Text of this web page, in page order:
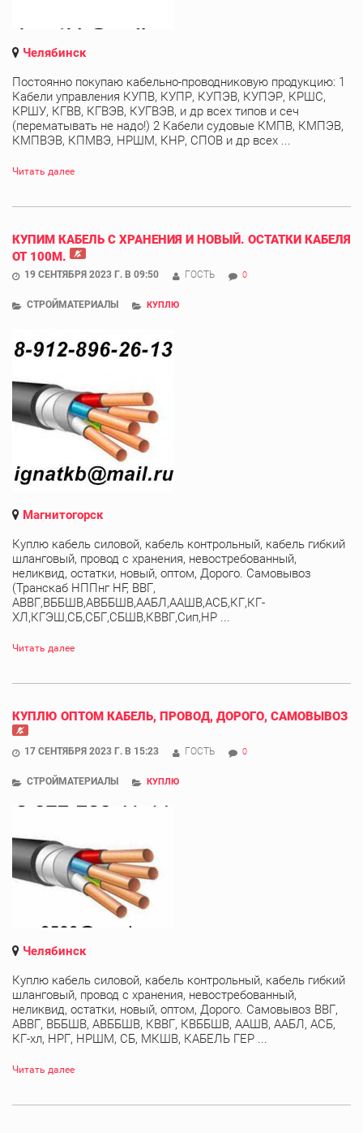
Челябинск
Постоянно покупаю кабельно-проводниковую продукцию: 1
Кабели управления КУПВ, КУПР, КУПЭВ, КУПЭР, КРШС,
КРШУ, КГВВ, КГВЭВ, КУГВЭВ, и др всех типов и сеч
(перематывать не надо!) 2 Кабели судовые КМПВ, КМПЭВ,
КМПВЭВ, КПМВЭ, НРШМ, КНР, СПОВ и др всех ...
Читать далее
КУПИМ КАБЕЛЬ С ХРАНЕНИЯ И НОВЫЙ. ОСТАТКИ КАБЕЛЯ
ОТ 100М.
19 СЕНТЯБРЯ 2023 Г. В 09:50 ГОСТЬ 0
СТРОЙМАТЕРИАЛЫ КУПЛЮ
Магнитогорск
Куплю кабель силовой, кабель контрольный, кабель гибкий
шланговый, провод с хранения, невостребованный,
неликвид, остатки, новый, оптом, Дорого. Самовывоз
(Транскаб НППнг HF, ВВГ,
АВВГ,ВББШВ,АВББШВ,ААБЛ,ААШВ,АСБ,КГ,КГ-
ХЛ,КГЭШ,СБ,СБГ,СБШВ,КВВГ,Сип,НР ...
Читать далее
КУПЛЮ ОПТОМ КАБЕЛЬ, ПРОВОД, ДОРОГО, САМОВЫВОЗ
17 СЕНТЯБРЯ 2023 Г. В 15:23 ГОСТЬ 0
СТРОЙМАТЕРИАЛЫ КУПЛЮ
Челябинск
Куплю кабель силовой, кабель контрольный, кабель гибкий
шланговый, провод с хранения, невостребованный,
неликвид, остатки, новый, оптом, Дорого. Самовывоз ВВГ,
АВВГ, ВББШВ, АВББШВ, КВВГ, КВББШВ, ААШВ, ААБЛ, АСБ,
КГ-хл, НРГ, НРШМ, СБ, МКШВ, КАБЕЛЬ ГЕР ...
Читать далее